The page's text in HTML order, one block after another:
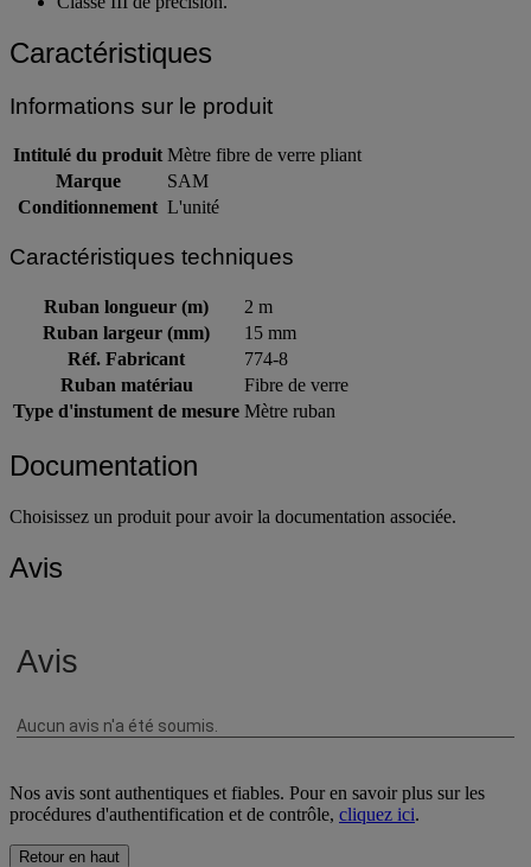
Caractéristiques
Informations sur le produit
Intitulé du produit Mètre fibre de verre pliant
Marque
SAM
Conditionnement L'unité
Caractéristiques techniques
Ruban longueur (m)
2 m
Ruban largeur (mm)
15 mm
Réf. Fabricant
774-8
Ruban matériau
Fibre de verre
Type d'instument de mesure Mètre ruban
Documentation
Choisissez un produit pour avoir la documentation associée.
Avis
Nos avis sont authentiques et fiables. Pour en savoir plus sur les
procédures d'authentification et de contrôle, cliquez ici.
Retour en haut